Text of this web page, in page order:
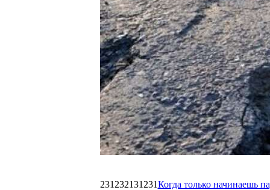
231232131231Когда только начинаешь